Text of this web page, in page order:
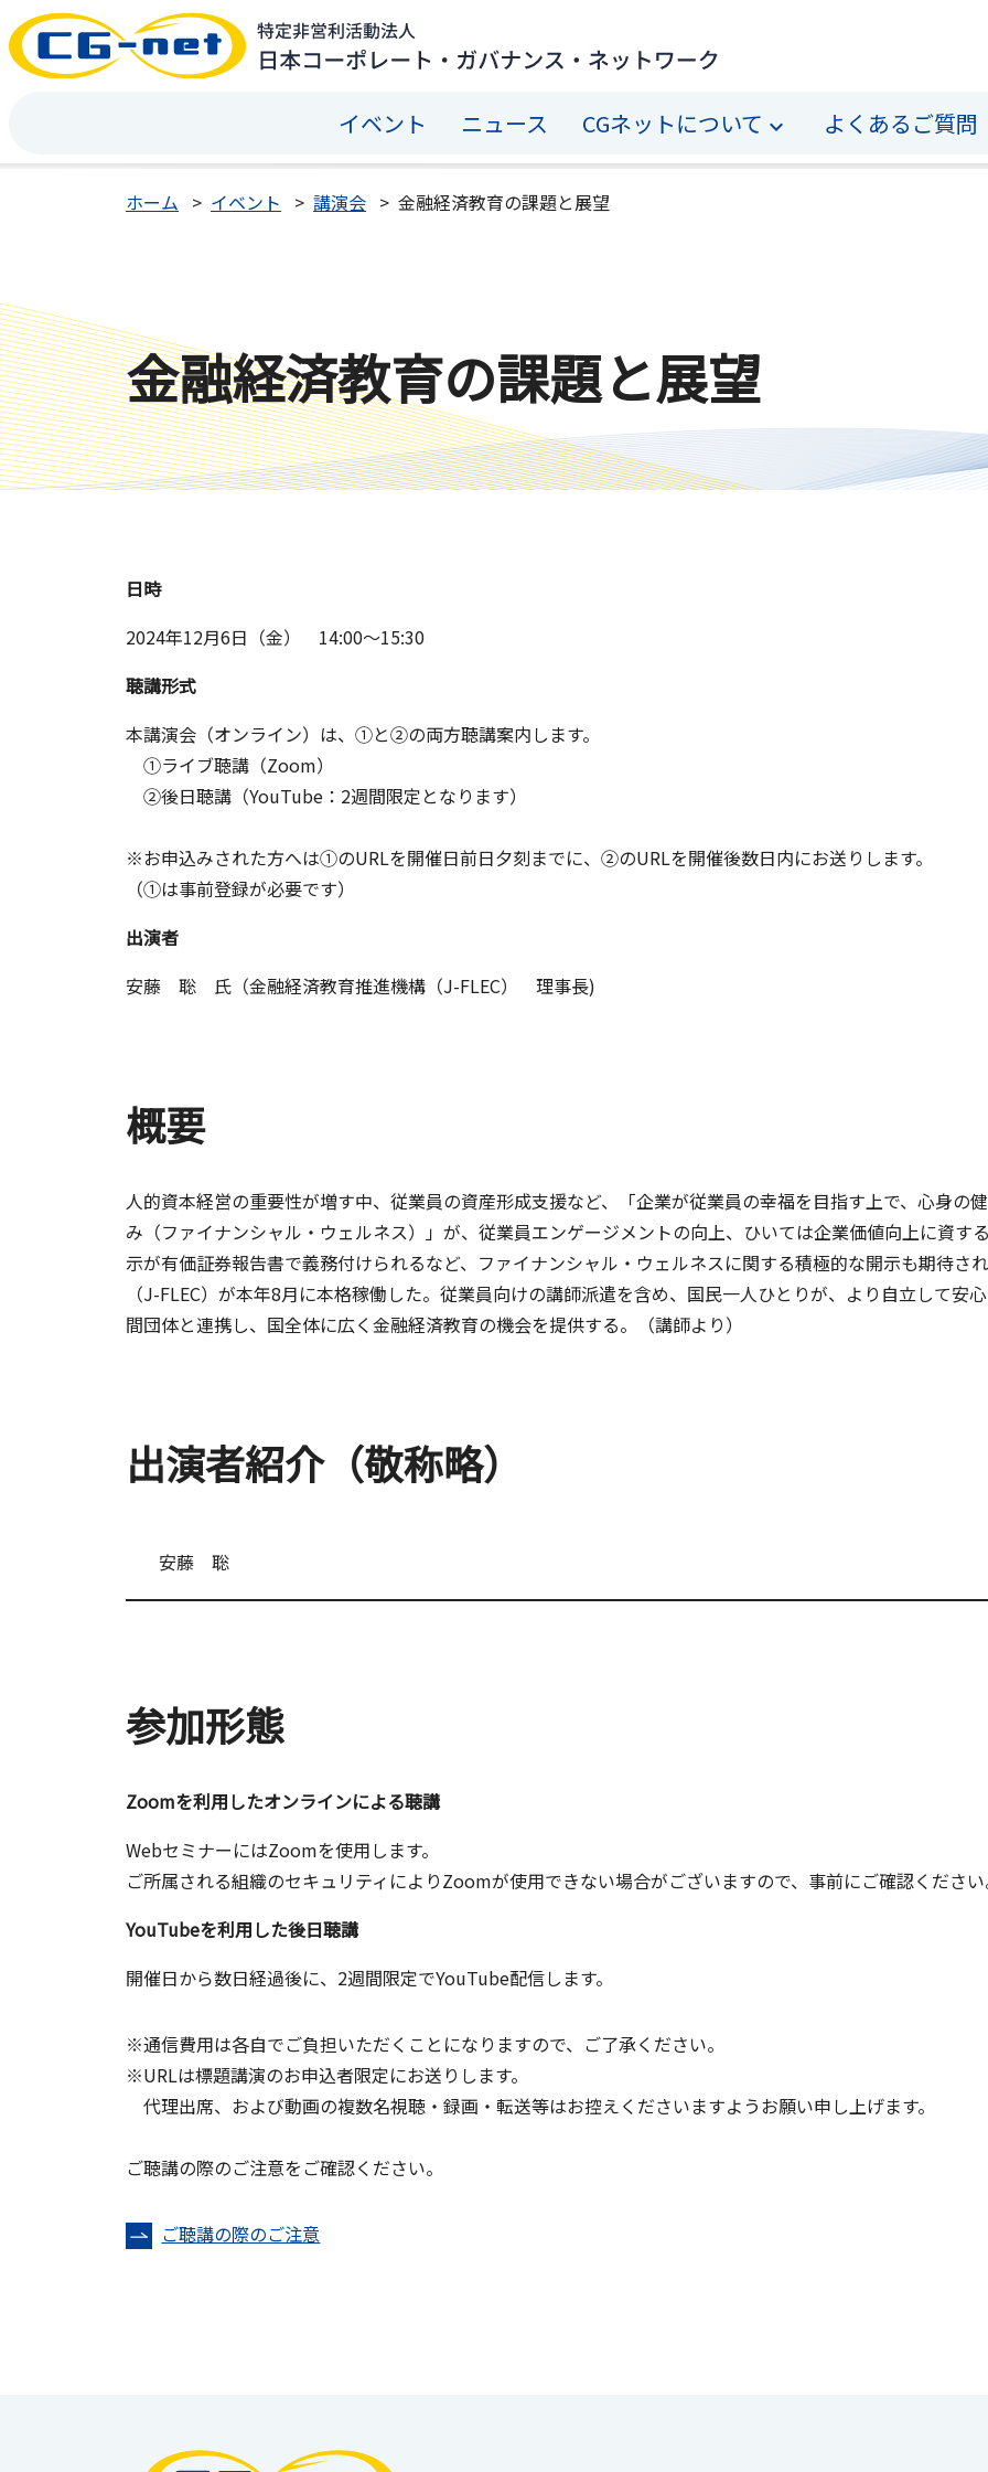
イベント ニュース CGネットについて よくあるご質問
ホーム イベント 講演会 金融経済教育の課題と展望
金融経済教育の課題と展望
日時
2024年12月6日（金） 14:00～15:30
聴講形式
本講演会（オンライン）は、①と②の両方聴講案内します。
①ライブ聴講（Zoom）
②後日聴講（YouTube：2週間限定となります）
※お申込みされた方へは①のURLを開催日前日夕刻までに、②のURLを開催後数日内にお送りします。
（①は事前登録が必要です）
出演者
安藤 聡 氏（金融経済教育推進機構（J-FLEC） 理事長)
概要
人的資本経営の重要性が増す中、従業員の資産形成支援など、「企業が従業員の幸福を目指す上で、心身の
み（ファイナンシャル・ウェルネス）」が、従業員エンゲージメントの向上、ひいては企業価値向上に資す
示が有価証券報告書で義務付けられるなど、ファイナンシャル・ウェルネスに関する積極的な開示も期待さ
（J-FLEC）が本年8月に本格稼働した。従業員向けの講師派遣を含め、国民一人ひとりが、より自立して安
間団体と連携し、国全体に広く金融経済教育の機会を提供する。（講師より）
出演者紹介（敬称略）
安藤 聡
参加形態
Zoomを利用したオンラインによる聴講
WebセミナーにはZoomを使用します。
ご所属される組織のセキュリティによりZoomが使用できない場合がございますので、事前にご確認くださ
YouTubeを利用した後日聴講
開催日から数日経過後に、2週間限定でYouTube配信します。
※通信費用は各自でご負担いただくことになりますので、ご了承ください。
※URLは標題講演のお申込者限定にお送りします。
代理出席、および動画の複数名視聴・録画・転送等はお控えくださいますようお願い申し上げます。
ご聴講の際のご注意をご確認ください。
ご聴講の際のご注意